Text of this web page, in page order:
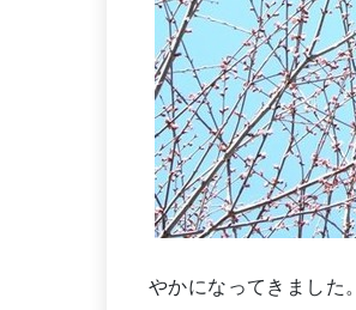
やかになってきました。